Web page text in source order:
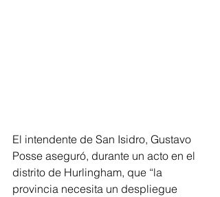
El intendente de San Isidro, Gustavo
Posse aseguró, durante un acto en el
distrito de Hurlingham, que “la
provincia necesita un despliegue